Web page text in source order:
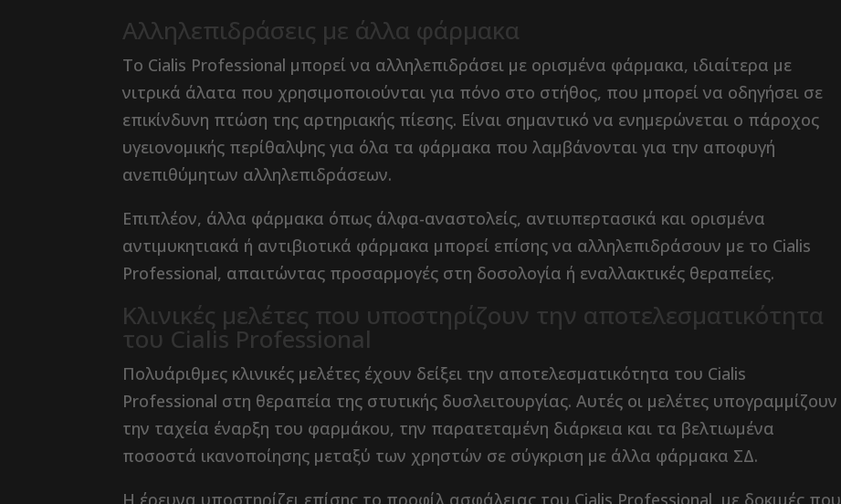
Αλληλεπιδράσεις με άλλα φάρμακα
Το Cialis Professional μπορεί να αλληλεπιδράσει με ορισμένα φάρμακα, ιδιαίτερα με
νιτρικά άλατα που χρησιμοποιούνται για πόνο στο στήθος, που μπορεί να οδηγήσει σε
επικίνδυνη πτώση της αρτηριακής πίεσης. Είναι σημαντικό να ενημερώνεται ο πάροχος
υγειονομικής περίθαλψης για όλα τα φάρμακα που λαμβάνονται για την αποφυγή
ανεπιθύμητων αλληλεπιδράσεων.
Επιπλέον, άλλα φάρμακα όπως άλφα-αναστολείς, αντιυπερτασικά και ορισμένα
αντιμυκητιακά ή αντιβιοτικά φάρμακα μπορεί επίσης να αλληλεπιδράσουν με το Cialis
Professional, απαιτώντας προσαρμογές στη δοσολογία ή εναλλακτικές θεραπείες.
Κλινικές μελέτες που υποστηρίζουν την αποτελεσματικότητα
του Cialis Professional
Πολυάριθμες κλινικές μελέτες έχουν δείξει την αποτελεσματικότητα του Cialis
Professional στη θεραπεία της στυτικής δυσλειτουργίας. Αυτές οι μελέτες υπογραμμίζουν
την ταχεία έναρξη του φαρμάκου, την παρατεταμένη διάρκεια και τα βελτιωμένα
ποσοστά ικανοποίησης μεταξύ των χρηστών σε σύγκριση με άλλα φάρμακα ΣΔ.
Η έρευνα υποστηρίζει επίσης το προφίλ ασφάλειας του Cialis Professional, με δοκιμές που